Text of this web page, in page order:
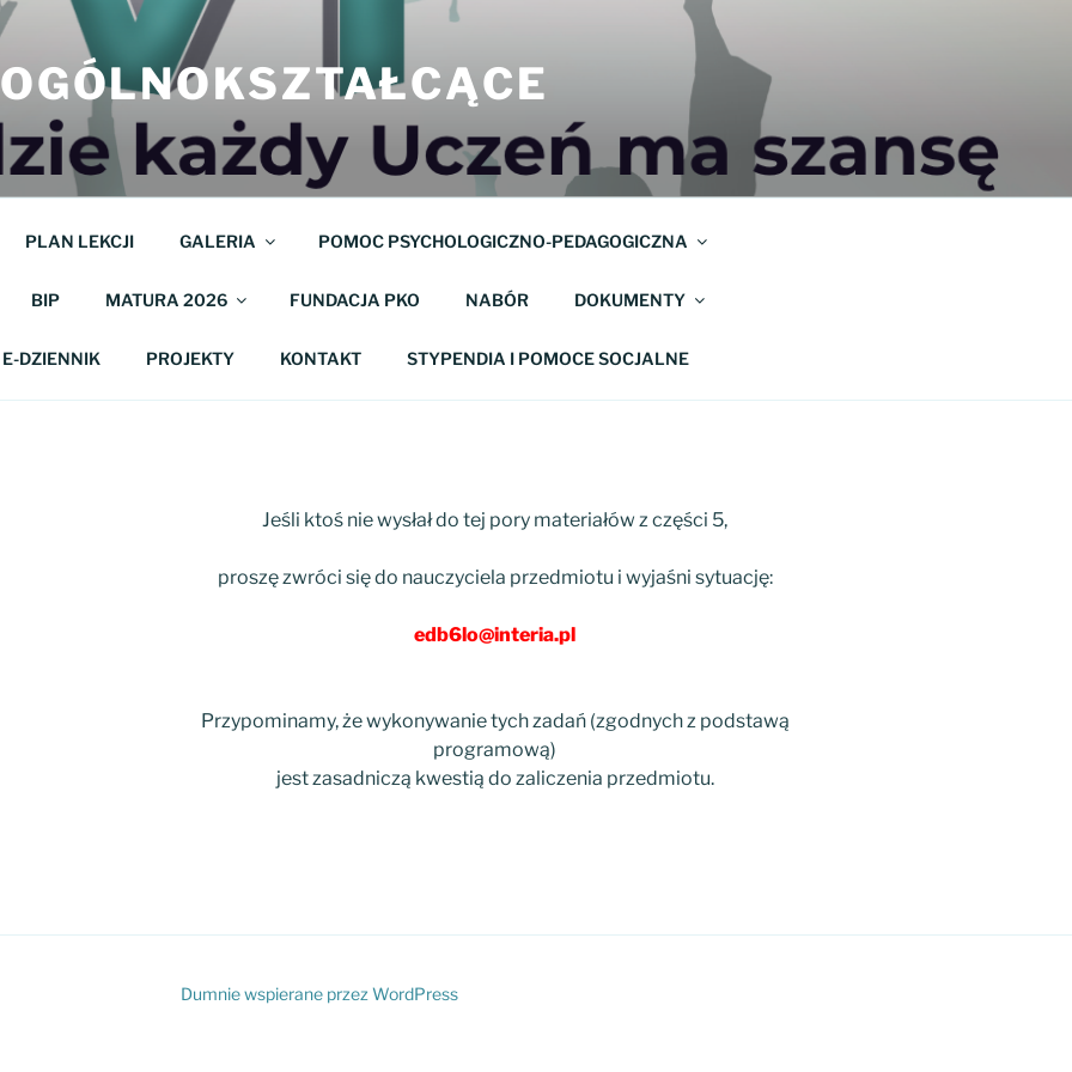
PLAN LEKCJI GALERIA POMOC PSYCHOLOGICZNO-PEDAGOGICZNA
BIP MATURA 2026 FUNDACJA PKO NABÓR DOKUMENTY
E-DZIENNIK PROJEKTY KONTAKT STYPENDIA I POMOCE SOCJALNE
Jeśli ktoś nie wysłał do tej pory materiałów z części 5,
proszę zwróci się do nauczyciela przedmiotu i wyjaśni sytuację:
edb6lo@interia.pl
Przypominamy, że wykonywanie tych zadań (zgodnych z podstawą
programową)
jest zasadniczą kwestią do zaliczenia przedmiotu.
Dumnie wspierane przez WordPress